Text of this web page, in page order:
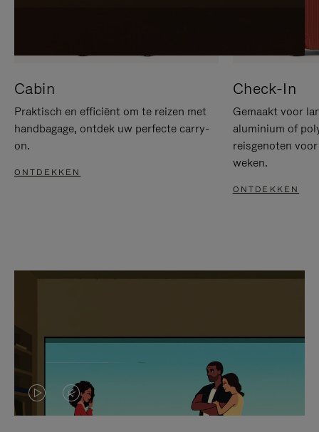
Cabin
Praktisch en efficiënt om te reizen met
handbagage, ontdek uw perfecte carry-
on.
ONTDEKKEN
Check-In
Gemaakt voor
aluminium of
reisgenoten
weken.
ONTDEKKEN
VIDEO
HET